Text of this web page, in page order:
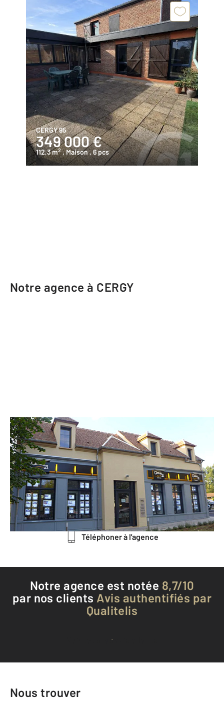
CERGY 95
349 000 €
112,3 m2 , Maison, 6 pcs
Notre agence à CERGY
CENTURY 21 Osmose
24 rue des Paradis Angle boulevard
du Port
CERGY - 95000
Envoyer un message
Téléphoner à l'agence
Notre agence est notée 8,7/10
par nos clients Avis authentifiés par
Qualitelis
Voir tous les avis clients
Nous trouver